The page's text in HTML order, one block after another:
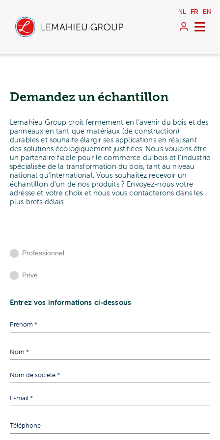
NL FR EN
Demandez un échantillon
Lemahieu Group croit fermement en l’avenir du bois et des
panneaux en tant que matériaux (de construction)
durables et souhaite élargir ses applications en réalisant
des solutions écologiquement justifiées. Nous voulons être
un partenaire fiable pour le commerce du bois et l’industrie
spécialisée de la transformation du bois, tant au niveau
national qu’international. Vous souhaitez recevoir un
échantillon d'un de nos produits ? Envoyez-nous votre
adresse et votre choix et nous vous contacterons dans les
plus brefs délais.
Professionnel
Privé
Entrez vos informations ci-dessous